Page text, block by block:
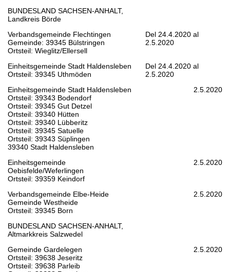
BUNDESLAND SACHSEN-ANHALT,
Landkreis Börde
Verbandsgemeinde Flechtingen
Gemeinde: 39345 Bülstringen
Ortsteil: Wieglitz/Ellersell
Del 24.4.2020 al
2.5.2020
Einheitsgemeinde Stadt Haldensleben
Ortsteil: 39345 Uthmöden
Del 24.4.2020 al
2.5.2020
Einheitsgemeinde Stadt Haldensleben
Ortsteil: 39343 Bodendorf
Ortsteil: 39345 Gut Detzel
Ortsteil: 39340 Hütten
Ortsteil: 39340 Lübberitz
Ortsteil: 39345 Satuelle
Ortsteil: 39343 Süplingen
39340 Stadt Haldensleben
2.5.2020
Einheitsgemeinde
Oebisfelde/Weferlingen
Ortsteil: 39359 Keindorf
2.5.2020
Verbandsgemeinde Elbe-Heide
Gemeinde Westheide
Ortsteil: 39345 Born
2.5.2020
BUNDESLAND SACHSEN-ANHALT,
Altmarkkreis Salzwedel
Gemeinde Gardelegen
Ortsteil: 39638 Jeseritz
Ortsteil: 39638 Parleib
2.5.2020